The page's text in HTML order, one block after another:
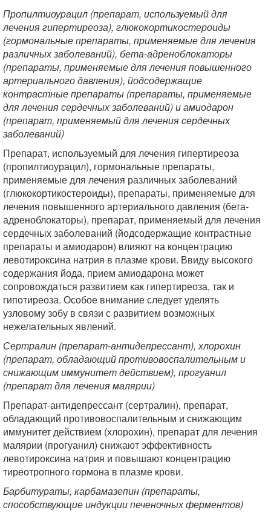
Пропилтиоурацил (препарат, используемый для
лечения гипертиреоза), глюкокортикостероиды
(гормональные препараты, применяемые для лечения
различных заболеваний), бета-адреноблокаторы
(препараты, применяемые для лечения повышенного
артериального давления), йодсодержащие
контрастные препараты (препараты, применяемые
для лечения сердечных заболеваний) и амиодарон
(препарат, применяемый для лечения сердечных
заболеваний)
Препарат, используемый для лечения гипертиреоза
(пропилтиоурацил), гормональные препараты,
применяемые для лечения различных заболеваний
(глюкокортикостероиды), препараты, применяемые для
лечения повышенного артериального давления (бета-
адреноблокаторы), препарат, применяемый для лечения
сердечных заболеваний (йодсодержащие контрастные
препараты и амиодарон) влияют на концентрацию
левотироксина натрия в плазме крови. Ввиду высокого
содержания йода, прием амиодарона может
сопровождаться развитием как гипертиреоза, так и
гипотиреоза. Особое внимание следует уделять
узловому зобу в связи с развитием возможных
нежелательных явлений.
Сертралин (препарат-антидепрессант), хлорохин
(препарат, обладающий противовоспалительным и
снижающим иммунитет действием), прогуанил
(препарат для лечения малярии)
Препарат-антидепрессант (сертралин), препарат,
обладающий противовоспалительным и снижающим
иммунитет действием (хлорохин), препарат для лечения
малярии (прогуанил) снижают эффективность
левотироксина натрия и повышают концентрацию
тиреотропного гормона в плазме крови.
Барбитураты, карбамазепин (препараты,
способствующие индукции печеночных ферментов)